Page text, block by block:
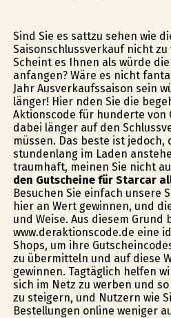
Sind Sie es sattzu sehen wie
Saisonschlussverkauf nicht
Scheint es Ihnen als würde
anfangen? Wäre es nicht
Jahr Ausverkaufssaison sein
länger! Hier finden Sie die
Aktionscode für hunderte von
dabei länger auf den
müssen. Das beste ist jedoch,
stundenlang im Laden
traumhaft, meinen Sie nicht
den Gutscheine für Starcar
Besuchen Sie einfach unsere
hier an Wert gewinnen, und
und Weise. Aus diesem Grund
www.deraktionscode.de eine
Shops, um ihre
zu übermitteln und auf diese
gewinnen. Tagtäglich helfen
sich im Netz zu werben und
zu steigern, und Nutzern wie
Bestellungen online weniger